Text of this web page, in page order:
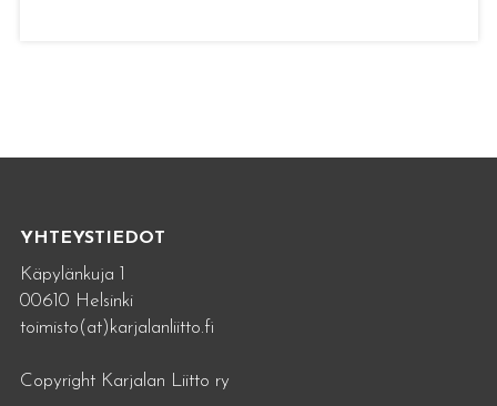
YHTEYSTIEDOT
Käpylänkuja 1
00610 Helsinki
toimisto(at)karjalanliitto.fi
Copyright Karjalan Liitto ry